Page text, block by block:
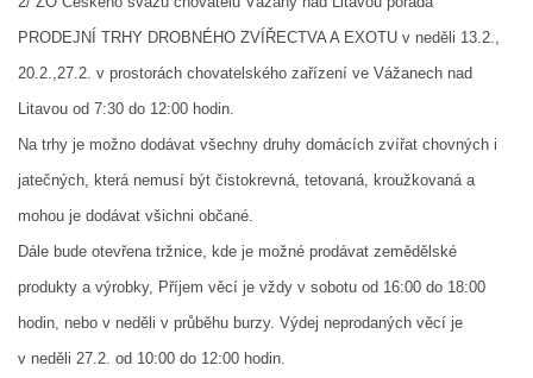
KRAJE
JEDNOTNÝ SYSTÉM VAROVÁNÍ A VYROZUMĚNÍ
OBYVATELSTVA ČR
PRODEJNÍ TRHY DROBNÉHO ZVÍŘECTVA A EXOTU v neděli 13.2.,
20.2.,27.2. v prostorách chovatelského zařízení ve Vážanech nad
Litavou od 7:30 do 12:00 hodin.
Na trhy je možno dodávat všechny druhy domácích zvířat chovných i
jatečných, která nemusí být čistokrevná, tetovaná, kroužkovaná a
mohou je dodávat všichni občané.
Dále bude otevřena tržnice, kde je možné prodávat zemědělské
produkty a výrobky, Příjem věcí je vždy v sobotu od 16:00 do 18:00
hodin, nebo v neděli v průběhu burzy. Výdej neprodaných věcí je
v neděli 27.2. od 10:00 do 12:00 hodin.